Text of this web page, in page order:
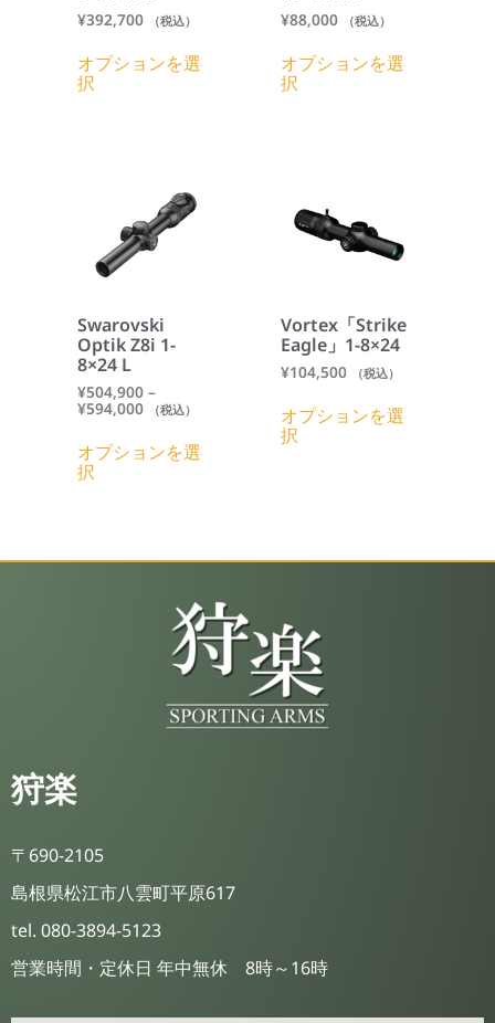
¥392,700 （税込）
オプションを選
択
¥88,000 （税込）
オプションを選
択
Swarovski
Optik Z8i 1-
8×24 L
¥504,900 –
¥594,000 （税込）
オプションを選
択
Vortex「Strike
Eagle」1-8×24
¥104,500 （税込）
オプションを選
択
狩楽
〒690-2105
島根県松江市八雲町平原617
tel. 080-3894-5123
営業時間・定休日 年中無休 8時～16時